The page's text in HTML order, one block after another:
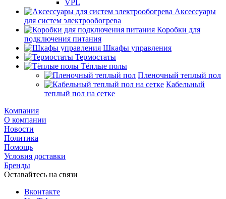
VPL
Аксессуары
для систем электрообогрева
Коробки для
подключения питания
Шкафы управления
Термостаты
Тёплые полы
Пленочный теплый пол
Кабельный
теплый пол на сетке
Компания
О компании
Новости
Политика
Помощь
Условия доставки
Бренды
Оставайтесь на связи
Вконтакте